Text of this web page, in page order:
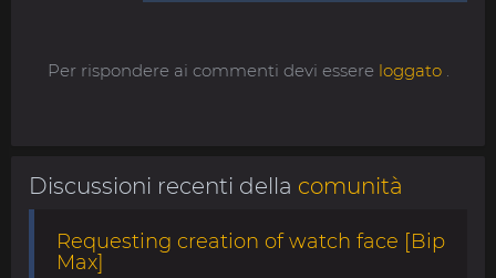
Per rispondere ai commenti devi essere loggato.
Discussioni recenti della comunità
Requesting creation of watch face [Bip
Max]